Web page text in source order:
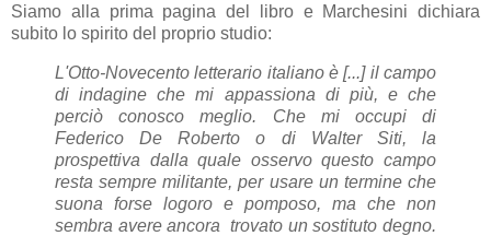
Siamo alla prima pagina del libro e Marchesini dichiara
subito lo spirito del proprio studio:
L'Otto-Novecento letterario italiano è [...] il campo
di indagine che mi appassiona di più, e che
perciò conosco meglio. Che mi occupi di
Federico De Roberto o di Walter Siti, la
prospettiva dalla quale osservo questo campo
resta sempre militante, per usare un termine che
suona forse logoro e pomposo, ma che non
sembra avere ancora trovato un sostituto degno.